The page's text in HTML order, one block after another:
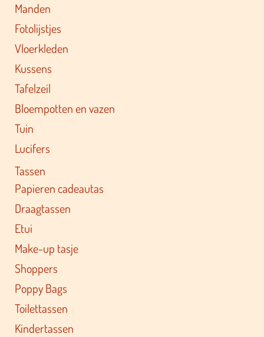
Manden
Fotolijstjes
Vloerkleden
Kussens
Tafelzeil
Bloempotten en vazen
Tuin
Lucifers
Tassen
Papieren cadeautas
Draagtassen
Etui
Make-up tasje
Shoppers
Poppy Bags
Toilettassen
Kindertassen